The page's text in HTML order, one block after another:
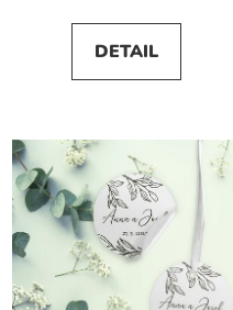
DETAIL